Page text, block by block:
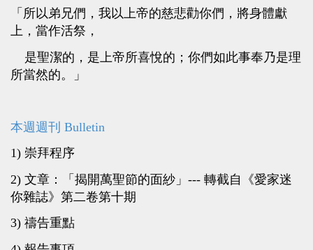
「所以弟兄們，我以上帝的慈悲勸你們，將身體獻
上，當作活祭，
是聖潔的，是上帝所喜悅的；你們如此事奉乃是理
所當然的。」
本週週刊 Bulletin
1) 崇拜程序
2) 文章：「揭開萬聖節的面紗」--- 轉截自《愛家迷
你雜誌》第二卷第十期
3) 禱告重點